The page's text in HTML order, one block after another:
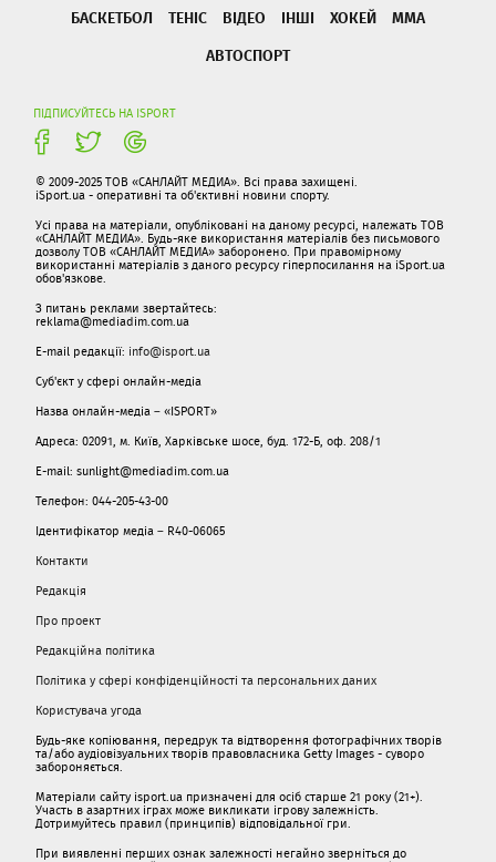
БАСКЕТБОЛ
ТЕНІС ВІДЕО ІНШІ ХОКЕЙ
ММА
АВТОСПОРТ
ПІДПИСУЙТЕСЬ НА ISPORT
© 2009-2025 ТОВ «САНЛАЙТ МЕДИА». Всі права захищені.
iSport.ua - оперативні та об'єктивні новини спорту.
Усі права на матеріали, опубліковані на даному ресурсі, належать ТОВ
«САНЛАЙТ МЕДИА». Будь-яке використання матеріалів без письмового
дозволу ТОВ «САНЛАЙТ МЕДИА» заборонено. При правомірному
використанні матеріалів з даного ресурсу гіперпосилання на iSport.ua
обов'язкове.
З питань реклами звертайтесь:
reklama@mediadim.com.ua
E-mail редакції: info@isport.ua
Суб'єкт у сфері онлайн-медіа
Назва онлайн-медіа – «ISPORT»
Адреса: 02091, м. Київ, Харківське шосе, буд. 172-Б, оф. 208/1
E-mail: sunlight@mediadim.com.ua
Телефон: 044-205-43-00
Ідентифікатор медіа – R40-06065
Контакти
Редакція
Про проект
Редакційна політика
Політика у сфері конфіденційності та персональних даних
Користувача угода
Будь-яке копіювання, передрук та відтворення фотографічних творів
та/або аудіовізуальних творів правовласника Getty Images - суворо
забороняється.
Матеріали сайту isport.ua призначені для осіб старше 21 року (21+).
Участь в азартних іграх може викликати ігрову залежність.
Дотримуйтесь правил (принципів) відповідальної гри.
При виявленні перших ознак залежності негайно зверніться до